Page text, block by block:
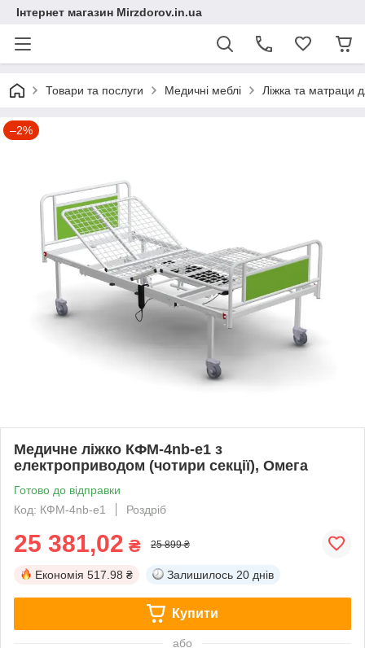
Інтернет магазин Mirzdorov.in.ua
Товари та послуги Медичні меблі Ліжка та матраци
–2%
Медичне ліжко КФМ-4nb-e1 з
електроприводом (чотири секції), Омега
Готово до відправки
Код: КФМ-4nb-e1
Роздріб
25 381,02 ₴ 25 899 ₴
Економія 517.98 ₴ Залишилось 20 днів
Купити
або